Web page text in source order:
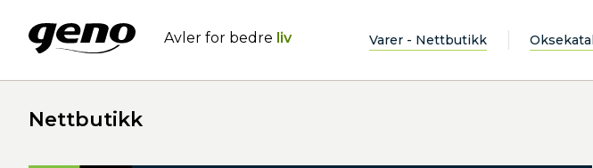
Avler for bedre liv Varer - Nettbutikk
Nettbutikk